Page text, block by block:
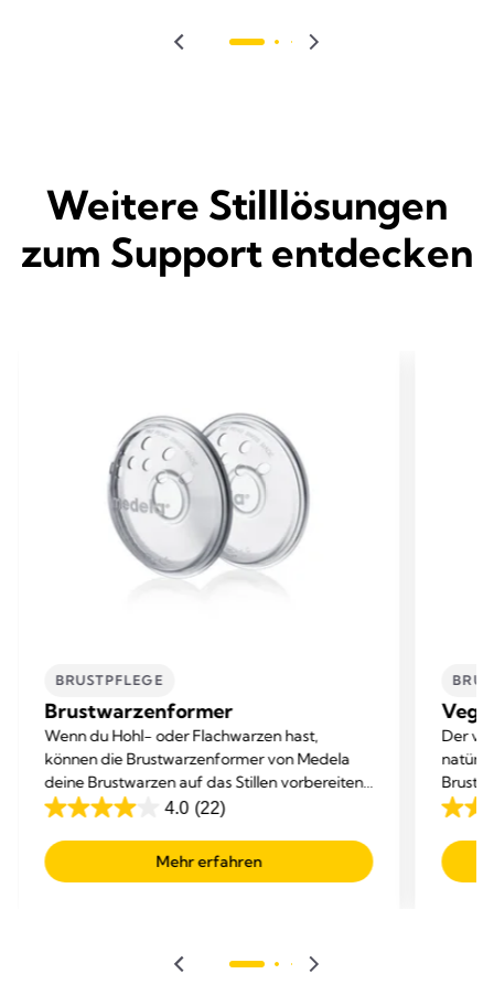
Weitere Stilllösungen
zum Support entdecken
BRUSTPFLEGE
Brustwarzenformer
Wenn du Hohl- oder Flachwarzen hast,
können die Brustwarzenformer von Medela
deine Brustwarzen auf das Stillen vorbereiten,
damit dein Baby die Brustwarze besser
4.0 (22)
4.0
von
5
Mehr erfahren
Der
4.7
von
5